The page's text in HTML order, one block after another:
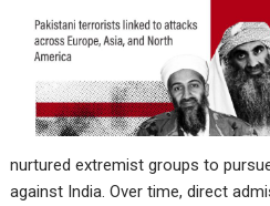
nurtured extremist groups to
against India. Over time, direct